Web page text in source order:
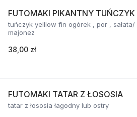
FUTOMAKI PIKANTNY TUŃCZYK
tuńczyk yelllow fin ogórek , por , sałata/
majonez
38,00 zł
FUTOMAKI TATAR Z ŁOSOSIA
tatar z łososia łagodny lub ostry